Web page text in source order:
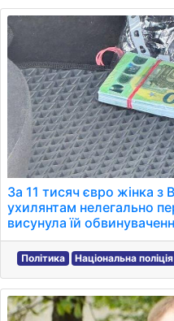
За 11 тисяч євро жінка з
ухилянтам нелегально
висунула їй
Політика Національна